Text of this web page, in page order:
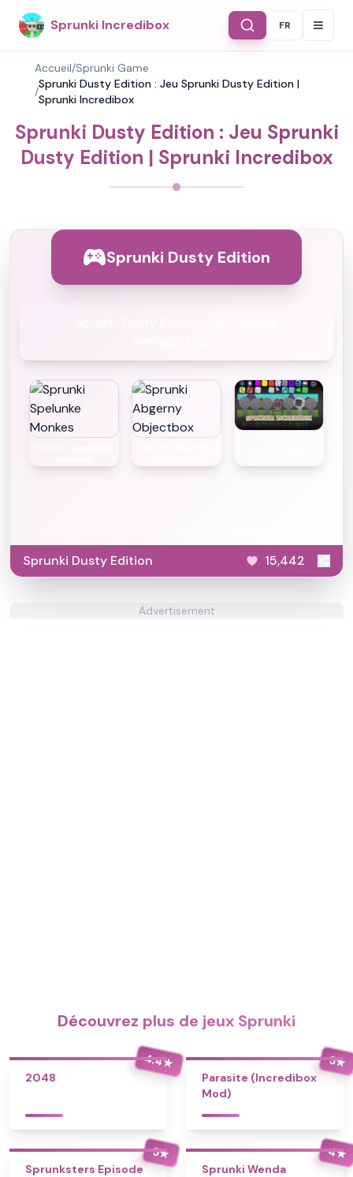
Sprunki Incredibox Select
FR
Accueil/Sprunki Game
/
Sprunki Dusty Edition : Jeu Sprunki Dusty Edition |
Sprunki Incredibox
Sprunki Dusty Edition : Jeu Sprunki
Dusty Edition | Sprunki Incredibox
Sprunki Dusty Edition
Sprunki Dusty Edition 15,442
Advertisement
Découvrez plus de jeux Sprunki
4.4★
2048
5★
Parasite (Incredibox
Mod)
5★
Sprunksters Episode
4★
Sprunki Wenda